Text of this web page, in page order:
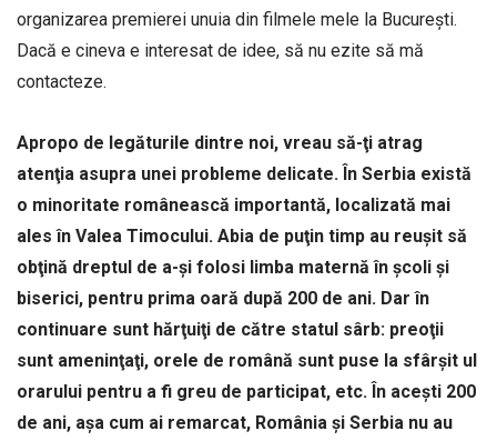
organizarea premierei unuia din filmele mele la Bucureşti.
Dacă e cineva e interesat de idee, să nu ezite să mă
contacteze.
Apropo de legăturile dintre noi, vreau să-ţi atrag
atenţia asupra unei probleme delicate. În Serbia există
o minoritate românească importantă, localizată mai
ales în Valea Timocului. Abia de puţin timp au reuşit să
obţină dreptul de a-şi folosi limba maternă în şcoli şi
biserici, pentru prima oară după 200 de ani. Dar în
continuare sunt hărţuiţi de către statul sârb: preoţii
sunt ameninţaţi, orele de română sunt puse la sfârşit ul
orarului pentru a fi greu de participat, etc. În aceşti 200
de ani, aşa cum ai remarcat, România şi Serbia nu au